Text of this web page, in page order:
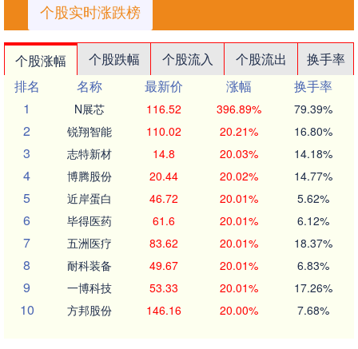
个股实时涨跌榜
个股涨幅 个股跌幅 个股流入 个股流出
换手率
排名
名称 最新价 涨幅
换手率
1
N展芯 116.52 396.89% 79.39%
2 锐翔智能 110.02 20.21% 16.80%
3 志特新材 14.8 20.03% 14.18%
4 博腾股份 20.44 20.02% 14.77%
5 近岸蛋白 46.72 20.01% 5.62%
6 毕得医药 61.6 20.01% 6.12%
7 五洲医疗 83.62 20.01% 18.37%
8 耐科装备 49.67 20.01% 6.83%
9 一博科技 53.33 20.01% 17.26%
10 方邦股份 146.16 20.00% 7.68%